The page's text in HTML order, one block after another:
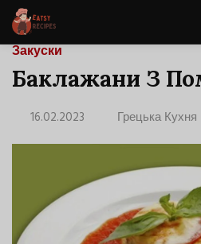
Закуски
Баклажани З
16.02.2023 Грецька Кухня